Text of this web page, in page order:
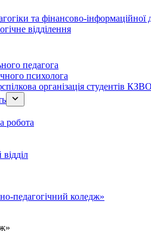
та фінансово-інформаційної
відділення
педагога
психолога
організація студентів
робота